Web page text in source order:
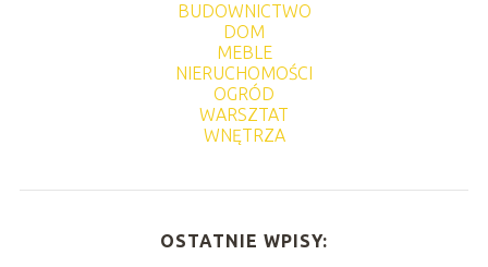
BUDOWNICTWO
DOM
MEBLE
NIERUCHOMOŚCI
OGRÓD
WARSZTAT
WNĘTRZA
OSTATNIE WPISY: